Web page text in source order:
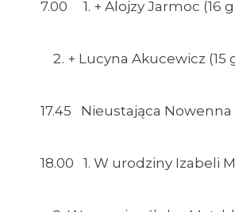
7.00 1. + Alojzy Jarmoc (16
+ Lucyna Akucewicz (15
17.45 Nieustająca Nowenna
18.00 1. W urodziny Izabeli